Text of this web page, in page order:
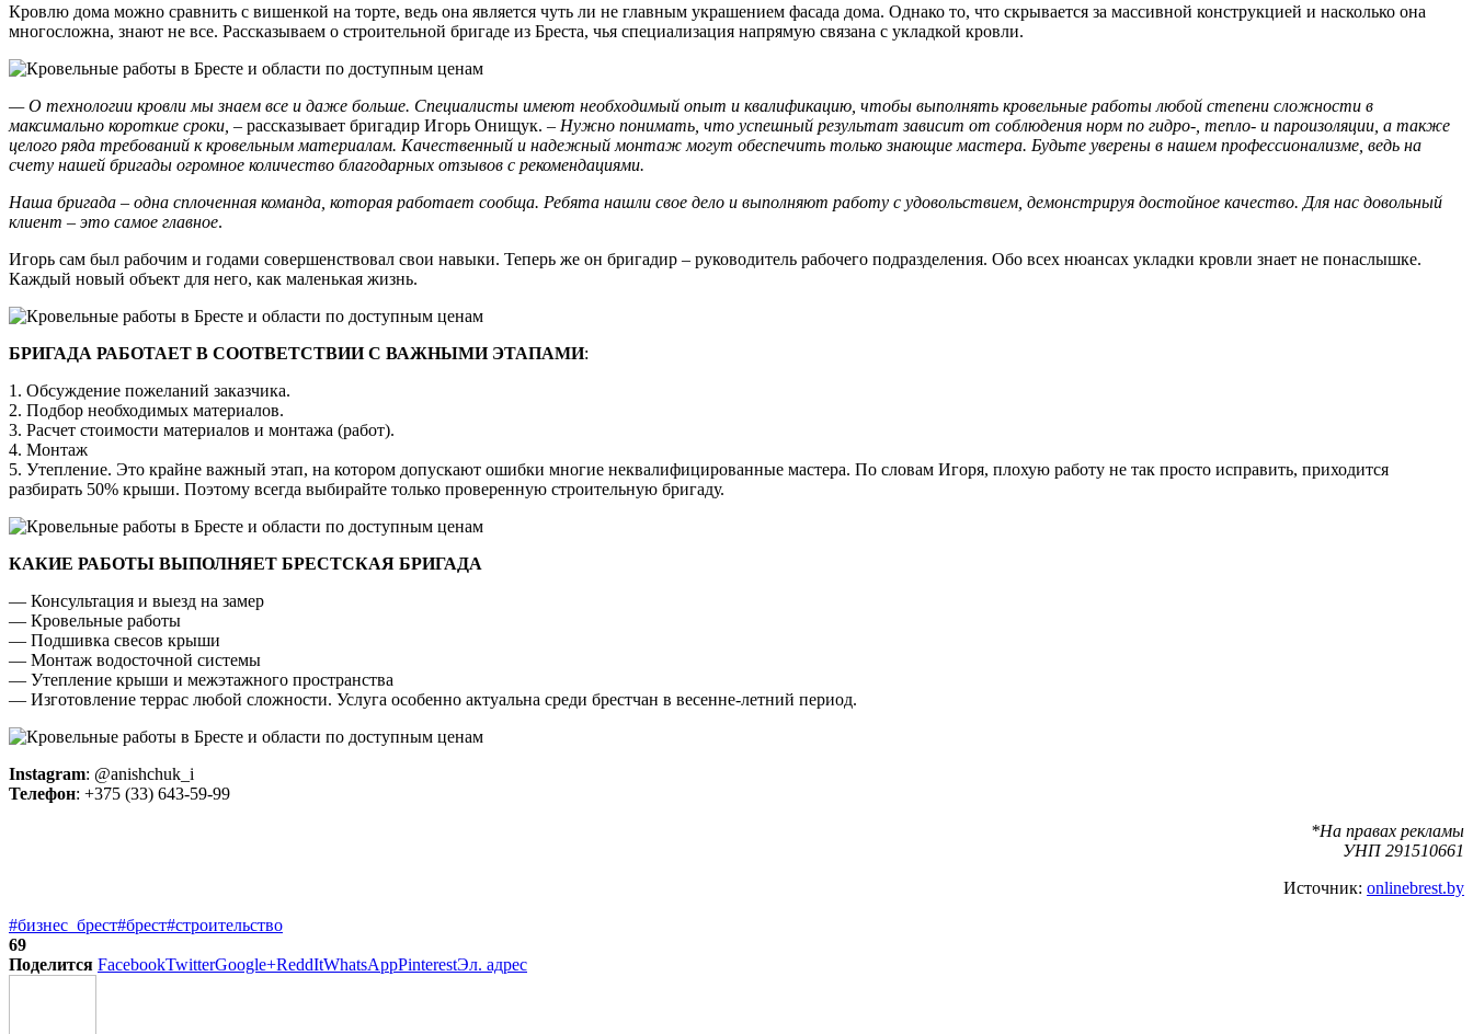
Кровлю дома можно сравнить с вишенкой на торте, ведь она является чуть ли не главным украшением фасада дома. Однако то, что скрывается за массивной конструкцией и насколько она
многосложна, знают не все. Рассказываем о строительной бригаде из Бреста, чья специализация напрямую связана с укладкой кровли.
— О технологии кровли мы знаем все и даже больше. Специалисты имеют необходимый опыт и квалификацию, чтобы выполнять кровельные работы любой степени сложности в
максимально короткие сроки, – рассказывает бригадир Игорь Онищук. – Нужно понимать, что успешный результат зависит от соблюдения норм по гидро-, тепло- и пароизоляции, а также
целого ряда требований к кровельным материалам. Качественный и надежный монтаж могут обеспечить только знающие мастера. Будьте уверены в нашем профессионализме, ведь на
счету нашей бригады огромное количество благодарных отзывов с рекомендациями.
Наша бригада – одна сплоченная команда, которая работает сообща. Ребята нашли свое дело и выполняют работу с удовольствием, демонстрируя достойное качество. Для нас довольный
клиент – это самое главное.
Игорь сам был рабочим и годами совершенствовал свои навыки. Теперь же он бригадир – руководитель рабочего подразделения. Обо всех нюансах укладки кровли знает не понаслышке.
Каждый новый объект для него, как маленькая жизнь.
БРИГАДА РАБОТАЕТ В СООТВЕТСТВИИ С ВАЖНЫМИ ЭТАПАМИ:
1. Обсуждение пожеланий заказчика.
2. Подбор необходимых материалов.
3. Расчет стоимости материалов и монтажа (работ).
4. Монтаж
5. Утепление. Это крайне важный этап, на котором допускают ошибки многие неквалифицированные мастера. По словам Игоря, плохую работу не так просто исправить, приходится
разбирать 50% крыши. Поэтому всегда выбирайте только проверенную строительную бригаду.
КАКИЕ РАБОТЫ ВЫПОЛНЯЕТ БРЕСТСКАЯ БРИГАДА
— Консультация и выезд на замер
— Кровельные работы
— Подшивка свесов крыши
— Монтаж водосточной системы
— Утепление крыши и межэтажного пространства
— Изготовление террас любой сложности. Услуга особенно актуальна среди брестчан в весенне-летний период.
Instagram: @anishchuk_i
Телефон: +375 (33) 643-59-99
*На правах рекламы
УНП 291510661
Источник: onlinebrest.by
#бизнес_брест#брест#строительство
69
Поделится FacebookTwitterGoogle+ReddItWhatsAppPinterestЭл. адрес